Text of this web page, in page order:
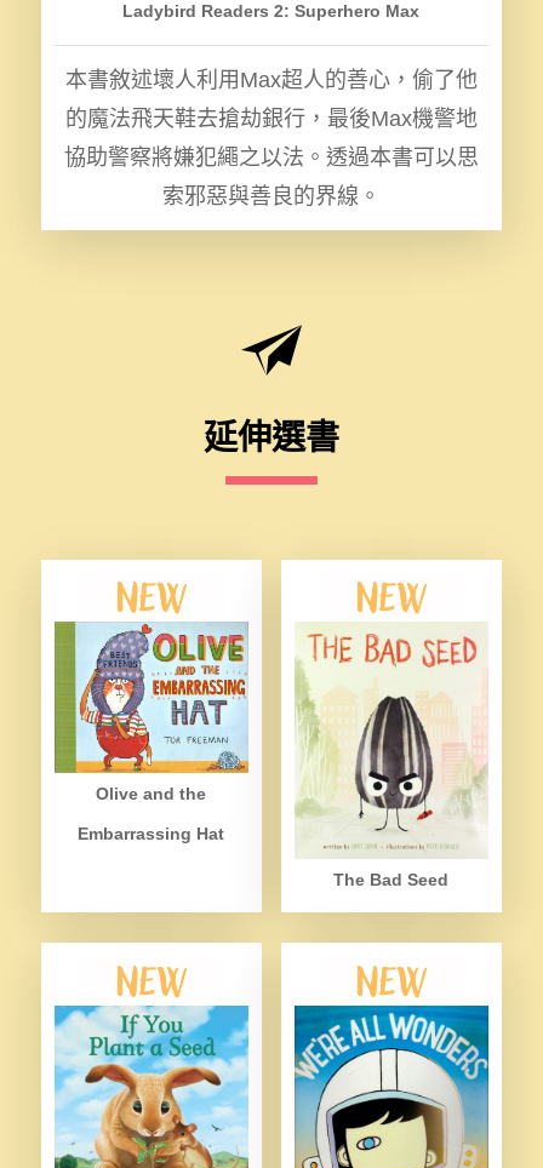
Ladybird Readers 2: Superhero Max
本書敘述壞人利用Max超人的善心，偷了他
的魔法飛天鞋去搶劫銀行，最後Max機警地
協助警察將嫌犯繩之以法。透過本書可以思
索邪惡與善良的界線。
延伸選書
Olive and the
Embarrassing Hat
The Bad Seed